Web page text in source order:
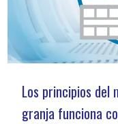
Los principios del
granja funciona